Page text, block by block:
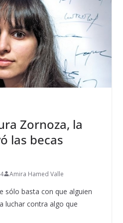
Zornoza, la
las becas
Amira Hamed Valle
sólo basta con que alguien
luchar contra algo que